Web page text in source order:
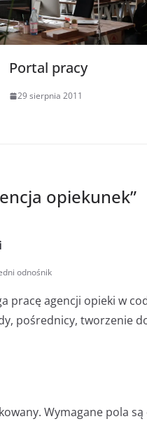
Portal pracy
29 sierpnia 2011
opiekunek”
odnośnik
pracę agencji opieki w
pośrednicy, tworzenie
Wymagane pola